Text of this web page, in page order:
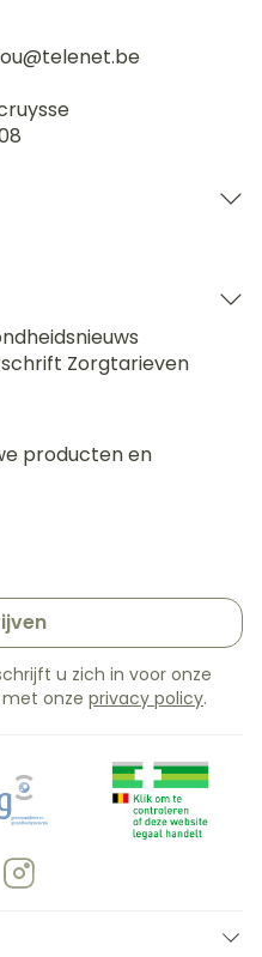
telenet.be
Zorgtarieven
producten en
u zich in voor onze
onze privacy policy.